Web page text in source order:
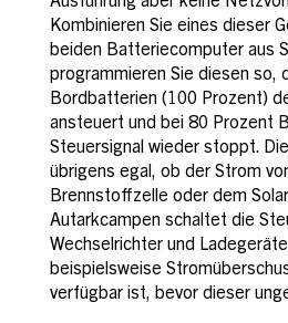
Kombinieren Sie eines dieser
beiden Batteriecomputer aus
programmieren Sie diesen so,
Bordbatterien (100 Prozent)
ansteuert und bei 80 Prozent
Steuersignal wieder stoppt.
übrigens egal, ob der Strom
Brennstoffzelle oder dem
Autarkcampen schaltet die
Wechselrichter und
beispielsweise
verfügbar ist, bevor dieser